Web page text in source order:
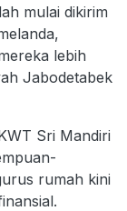
mulai dikirim
lebih
Jabodetabek
Sri Mandiri
rumah kini